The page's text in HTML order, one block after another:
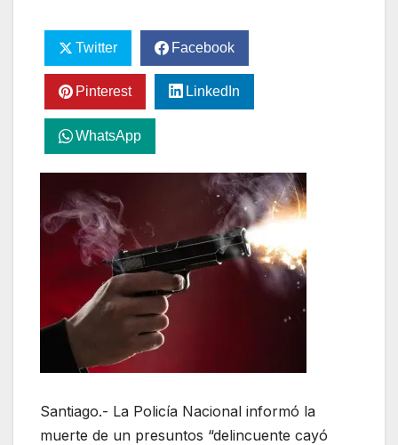
Twitter Facebook
Pinterest LinkedIn
WhatsApp
Santiago.- La Policía Nacional informó la
muerte de un presuntos “delincuente cayó